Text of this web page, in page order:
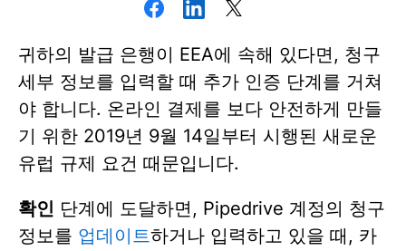
귀하의 발급 은행이 EEA에 속해 있다면, 청구
세부 정보를 입력할 때 추가 인증 단계를 거쳐
야 합니다. 온라인 결제를 보다 안전하게 만들
기 위한 2019년 9월 14일부터 시행된 새로운
유럽 규제 요건 때문입니다.
확인 단계에 도달하면, Pipedrive 계정의 청구
정보를 업데이트하거나 입력하고 있을 때, 카